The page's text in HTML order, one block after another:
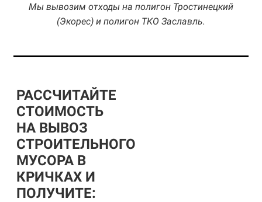
Мы вывозим отходы на полигон Тростинецкий
(Экорес) и полигон ТКО Заславль.
РАССЧИТАЙТЕ
СТОИМОСТЬ
НА ВЫВОЗ
СТРОИТЕЛЬНОГО
МУСОРА В
КРИЧКАХ И
ПОЛУЧИТЕ: